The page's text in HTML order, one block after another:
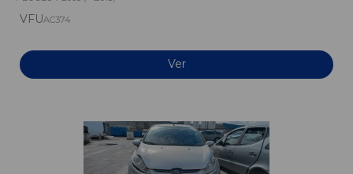
VFUAC374
Ver